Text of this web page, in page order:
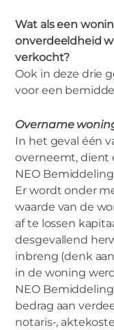
Wat als een
onverdeeldheid
verkocht?
Ook in deze drie
voor een
Overname
In het geval één
overneemt, dient
NEO
Er wordt onder
waarde van de
af te lossen
desgevallend
inbreng (denk
in de woning
NEO
bedrag aan
notaris-,